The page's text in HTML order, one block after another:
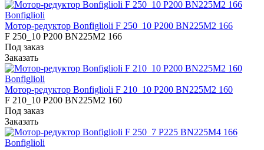
Bonfiglioli
Мотор-редуктор Bonfiglioli F 250_10 P200 BN225M2 166
F 250_10 P200 BN225M2 166
Под заказ
Заказать
Bonfiglioli
Мотор-редуктор Bonfiglioli F 210_10 P200 BN225M2 160
F 210_10 P200 BN225M2 160
Под заказ
Заказать
Bonfiglioli